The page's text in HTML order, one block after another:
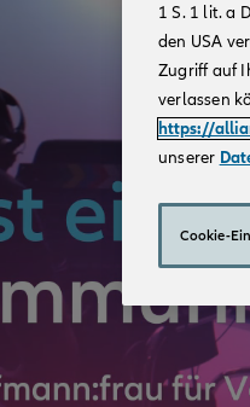
1 S. 1 lit. a
den USA
Zugriff auf
verlassen
https://
unserer
Cookie-